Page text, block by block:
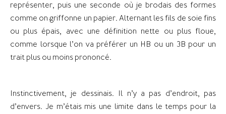
représenter, puis une seconde où je brodais des formes
comme on griffonne un papier. Alternant les fils de soie fins
ou plus épais, avec une définition nette ou plus floue,
comme lorsque l’on va préférer un HB ou un 3B pour un
trait plus ou moins prononcé.
Instinctivement, je dessinais. Il n’y a pas d’endroit, pas
d’envers. Je m’étais mis une limite dans le temps pour la